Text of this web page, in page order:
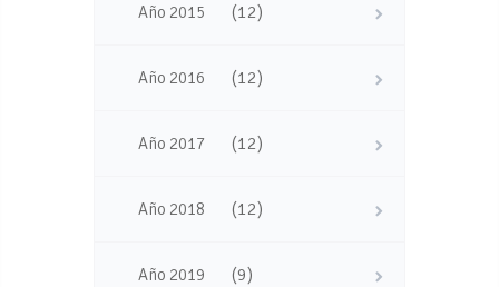
Año 2015 (12)
Año 2016 (12)
Año 2017 (12)
Año 2018 (12)
Año 2019 (9)